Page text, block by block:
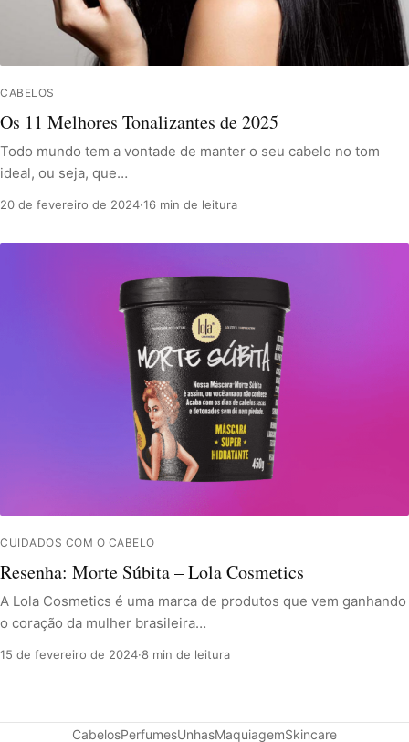
CABELOS
Os 11 Melhores Tonalizantes de 2025
Todo mundo tem a vontade de manter o seu cabelo no tom
ideal, ou seja, que…
20 de fevereiro de 2024·16 min de leitura
CUIDADOS COM O CABELO
Resenha: Morte Súbita – Lola Cosmetics
A Lola Cosmetics é uma marca de produtos que vem ganhando
o coração da mulher brasileira…
15 de fevereiro de 2024·8 min de leitura
CabelosPerfumesUnhasMaquiagemSkincare